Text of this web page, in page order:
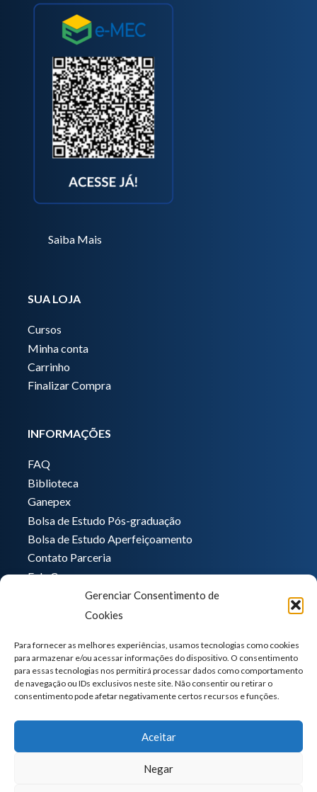
Gerenciar Consentimento de
Cookies
Para fornecer as melhores experiências, usamos tecnologias como cookies
para armazenar e/ou acessar informações do dispositivo. O consentimento
para essas tecnologias nos permitirá processar dados como comportamento
de navegação ou IDs exclusivos neste site. Não consentir ou retirar o
consentimento pode afetar negativamente certos recursos e funções.
Aceitar
Negar
Saiba Mais
SUA LOJA
Cursos
Minha conta
Carrinho
Finalizar Compra
INFORMAÇÕES
FAQ
Biblioteca
Ganepex
Bolsa de Estudo Pós-graduação
Bolsa de Estudo Aperfeiçoamento
Contato Parceria
Fale Conosco
informatica@ganeplar.com.br